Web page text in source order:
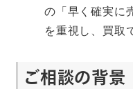
の「早く確実に
を重視し、買取
ご相談の背景